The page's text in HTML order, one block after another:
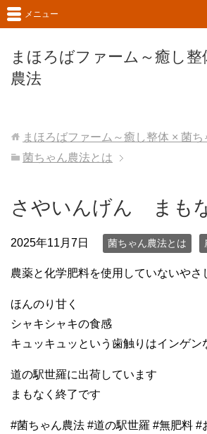
まほろばファーム～癒し
農法
メニュー
まほろばファーム～癒し整体 × 菌ち
菌ちゃん農法とは
さやいんげん まも
2025年11月7日 菌ちゃん農法とは
農薬と化学肥料を使用していないやさ
ほんのり甘く
シャキシャキの食感
キュッキュッという歯触りはインゲン
道の駅世羅に出荷しています
まもなく終了です
#菌ちゃん農法 #道の駅世羅 #無肥料 #